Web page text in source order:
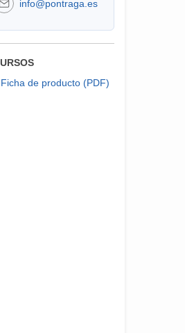
info@pontraga.es
de producto (PDF)